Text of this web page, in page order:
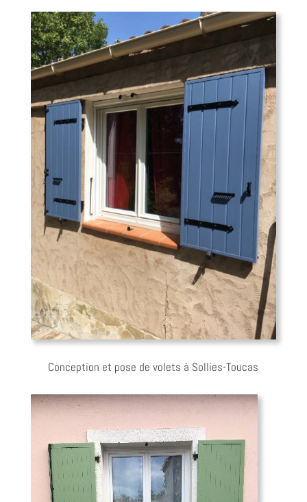
Conception et pose de volets à Sollies-Toucas